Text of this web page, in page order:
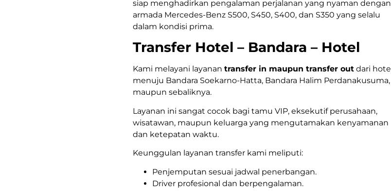
siap menghadirkan pengalaman perjalanan yang nyaman dengan
armada Mercedes-Benz S500, S450, S400, dan S350 yang selalu
dalam kondisi prima.
Transfer Hotel – Bandara – Hotel
Kami melayani layanan transfer in maupun transfer out dari hotel
menuju Bandara Soekarno-Hatta, Bandara Halim Perdanakusuma,
maupun sebaliknya.
Layanan ini sangat cocok bagi tamu VIP, eksekutif perusahaan,
wisatawan, maupun keluarga yang mengutamakan kenyamanan
dan ketepatan waktu.
Keunggulan layanan transfer kami meliputi:
Penjemputan sesuai jadwal penerbangan.
Driver profesional dan berpengalaman.